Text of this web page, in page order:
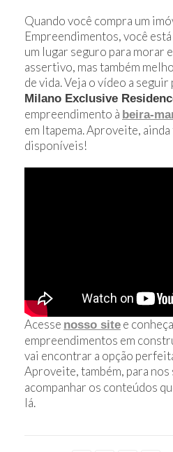
Quando você compra um
Empreendimentos, você
um lugar seguro para morar
assertivo, mas também
de vida. Veja o vídeo a
Milano Exclusive
empreendimento à beira-
em Itapema. Aproveite,
disponíveis!
Acesse nosso site e
empreendimentos em
vai encontrar a opção
Aproveite, também, para nos
acompanhar os conteúdos
lá.